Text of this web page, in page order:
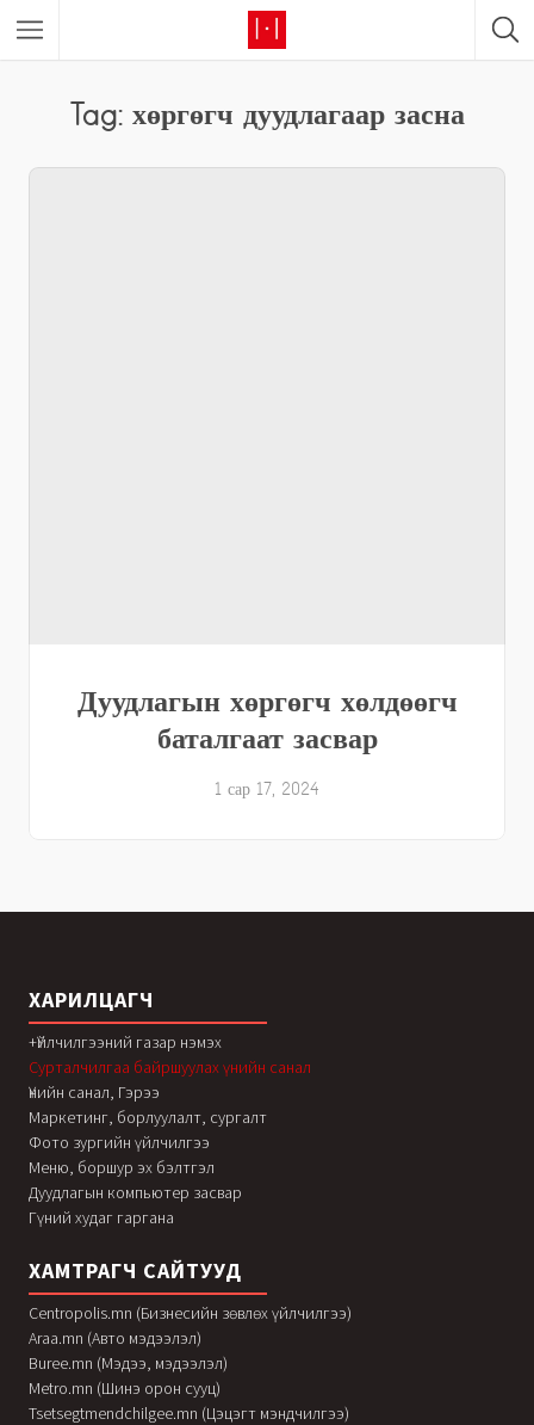
Tag: хөргөгч дуудлагаар засна
Дуудлагын хөргөгч хөлдөөгч
баталгаат засвар
1 сар 17, 2024
ХАРИЛЦАГЧ
+Үйлчилгээний газар нэмэх
Сурталчилгаа байршуулах үнийн санал
Үнийн санал, Гэрээ
Маркетинг, борлуулалт, сургалт
Фото зургийн үйлчилгээ
Меню, боршур эх бэлтгэл
Дуудлагын компьютер засвар
Гүний худаг гаргана
ХАМТРАГЧ САЙТУУД
Centropolis.mn (Бизнесийн зөвлөх үйлчилгээ)
Araa.mn (Авто мэдээлэл)
Buree.mn (Мэдээ, мэдээлэл)
Metro.mn (Шинэ орон сууц)
Tsetsegtmendchilgee.mn (Цэцэгт мэндчилгээ)